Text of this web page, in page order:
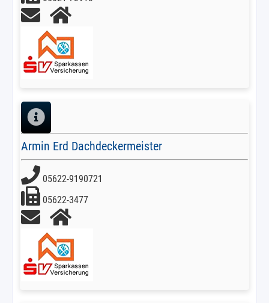
Armin Erd Dachdeckermeister
05622-9190721
05622-3477